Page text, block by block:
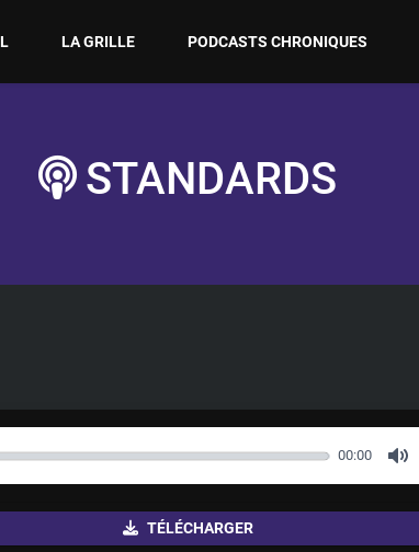
LA GRILLE PODCASTS CHRONIQUES
STANDARDS
00:00
M
u
TÉLÉCHARGER